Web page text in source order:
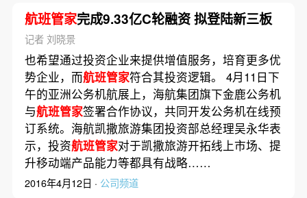
航班管家完成9.33亿C轮融资 拟登陆新三板
记者 刘晓景
也希望通过投资企业来提供增值服务，培育更多优
势企业，而航班管家符合其投资逻辑。 4月11日下
午的亚洲公务机航展上，海航集团旗下金鹿公务机
与航班管家签署合作协议，共同开发公务机在线预
订系统。海航凯撒旅游集团投资部总经理吴永华表
示，投资航班管家对于凯撒旅游开拓线上市场、提
升移动端产品能力等都具有战略……
2016年4月12日 · 公司频道